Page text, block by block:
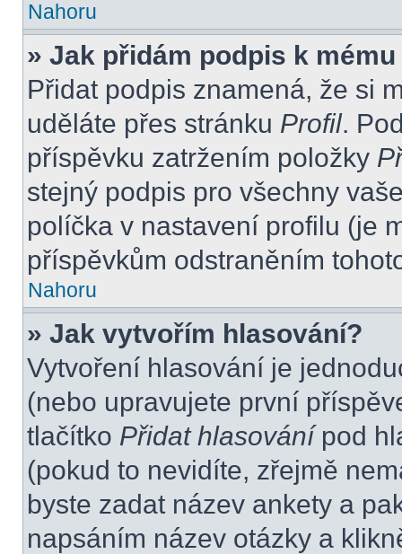
Nahoru
» Jak přidám podpis k
Přidat podpis znamená, že si
uděláte přes stránku Profil.
příspěvku zatržením položky
stejný podpis pro všechny
políčka v nastavení profilu (je
příspěvkům odstraněním
Nahoru
» Jak vytvořím hlasování?
Vytvoření hlasování je
(nebo upravujete první
tlačítko Přidat hlasovánípod
(pokud to nevidíte, zřejmě
byste zadat název ankety a
napsáním název otázky a